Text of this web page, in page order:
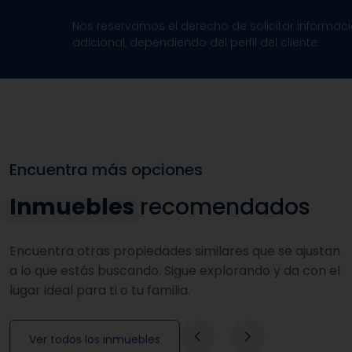
Nos reservamos el derecho de solicitar
adicional, dependiendo del perfil del cliente.
Encuentra más opciones
Inmuebles recomendados
Encuentra otras propiedades similares que se ajustan
a lo que estás buscando. Sigue explorando y da con el
lugar ideal para ti o tu familia.
Ver todos los inmuebles